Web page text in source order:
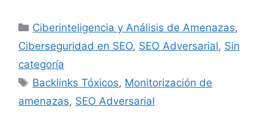
Categorías
Ciberinteligencia y Análisis de Amenazas,
Ciberseguridad en SEO, SEO Adversarial, Sin
categoría
Etiquetas
Backlinks Tóxicos, Monitorización de
amenazas, SEO Adversarial